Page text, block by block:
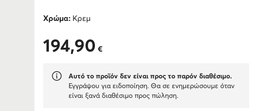
Χρώμα:Κρεμ
194,90 €
194,90 €
Αυτό το προϊόν δεν είναι προς το παρόν διαθέσιμο.
Εγγράψου για ειδοποίηση. Θα σε ενημερώσουμε όταν
είναι ξανά διαθέσιμο προς πώληση.